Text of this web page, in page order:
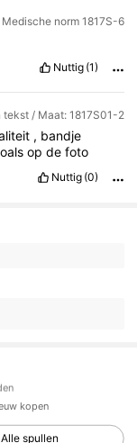
norm 1817S-6
Nuttig (1)
tekst / Maat: 1817S01-2
, bandje
opdefoto
Nuttig (0)
kopen
Alle spullen